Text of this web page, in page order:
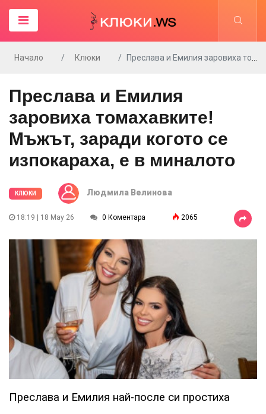
Начало Клюки Преслава и Емилия заровиха томахавките!Мъжът, заради когото се изпокараха, е в миналото
Преслава и Емилия
заровиха томахавките!
Мъжът, заради когото се
изпокараха, е в миналото
КЛЮКИ Людмила Велинова
18:19 | 18 May 26 0 Коментара 2065
Преслава и Емилия най-после си простиха